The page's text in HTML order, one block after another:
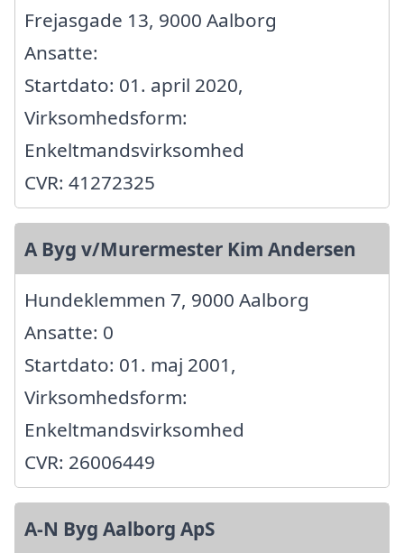
Frejasgade 13, 9000 Aalborg
Ansatte:
Startdato: 01. april 2020,
Virksomhedsform:
Enkeltmandsvirksomhed
CVR: 41272325
A Byg v/Murermester Kim Andersen
Hundeklemmen 7, 9000 Aalborg
Ansatte: 0
Startdato: 01. maj 2001,
Virksomhedsform:
Enkeltmandsvirksomhed
CVR: 26006449
A-N Byg Aalborg ApS